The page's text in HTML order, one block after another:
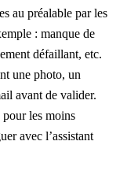
au préalable par les
: manque de
défaillant, etc.
une photo, un
avant de valider.
les moins
avec l’assistant